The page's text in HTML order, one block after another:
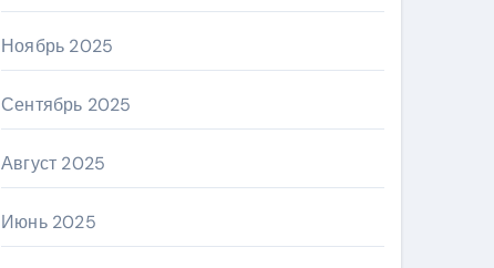
Ноябрь 2025
Сентябрь 2025
Август 2025
Июнь 2025